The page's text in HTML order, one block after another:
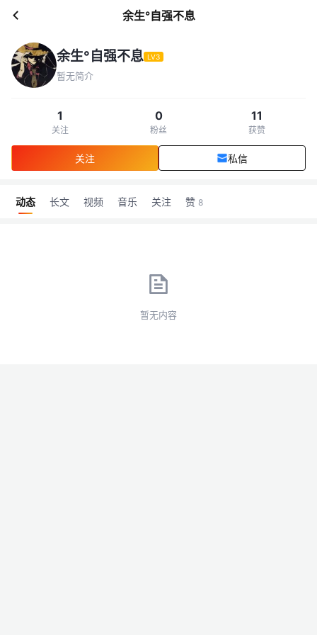
余生°自强不息
余生°自强不息 LV3
暂无简介
1
关注
0
粉丝
11
获赞
关注 私信
动态 长文 视频 音乐 关注 赞 8
暂无内容